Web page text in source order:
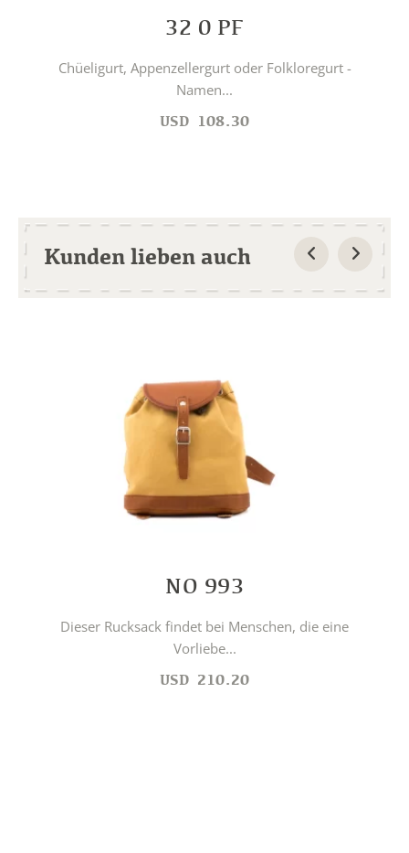
32 0 PF
Chüeligurt, Appenzellergurt oder Folkloregurt -
Namen...
USD 108.30
Kunden lieben auch
NO 993
Dieser Rucksack findet bei Menschen, die eine
Vorliebe...
USD 210.20